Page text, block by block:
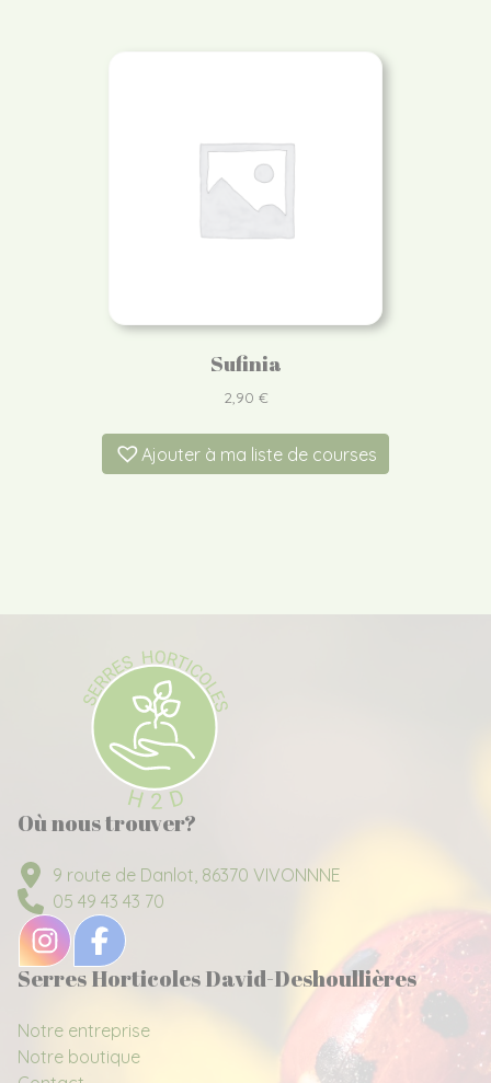
Sufinia
2,90 €
Ajouter à ma liste de courses
Où nous trouver?
9 route de Danlot, 86370 VIVONNNE
05 49 43 43 70
Serres Horticoles David-Deshoullières
Notre entreprise
Notre boutique